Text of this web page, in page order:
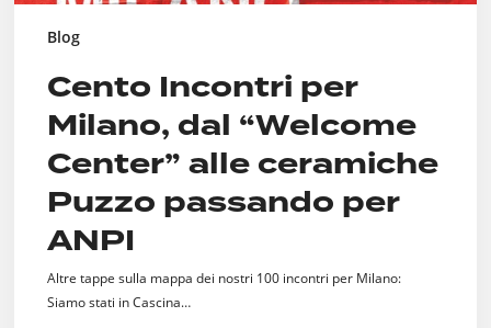
Blog
Cento Incontri per
Milano, dal “Welcome
Center” alle ceramiche
Puzzo passando per
ANPI
Altre tappe sulla mappa dei nostri 100 incontri per Milano:
Siamo stati in Cascina…